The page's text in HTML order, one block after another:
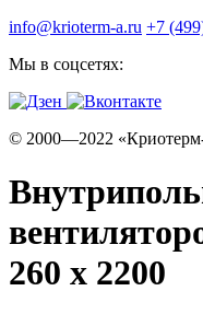
info@krioterm-a.ru +7
Мы в соцсетях:
© 2000—2022
260 х 2200